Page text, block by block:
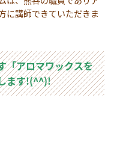
に講師できていただきま
「アロマワックスを
ます!(^^)!